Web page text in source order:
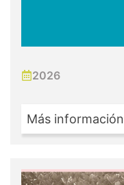
2026
Más información